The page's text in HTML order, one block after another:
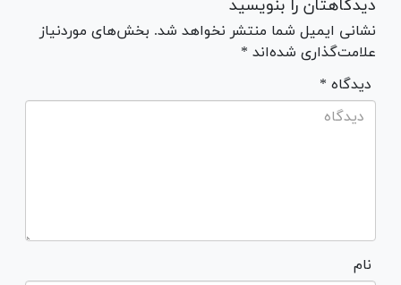
دیدگاهتان را بنویسید
نشانی ایمیل شما منتشر نخواهد شد. بخش‌های موردنیاز
علامت‌گذاری شده‌اند *
* دیدگاه
نام